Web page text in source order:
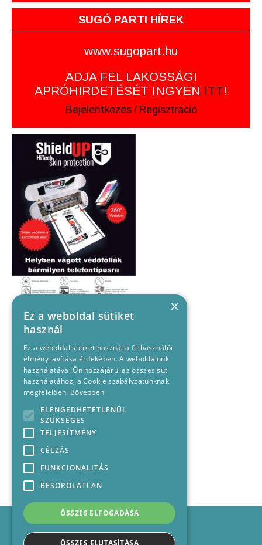
SUGÓ PARTI HÍREK
www.sugopart.hu
ADJA FEL LAKOSSÁGI
APRÓHIRDETÉSÉT INGYEN ITT!
Bejelentkezés / Regisztráció
Impresszum
Médiajánlat
×
Ez a weboldal sütiket
használ
Ez a weboldal sütiket használ a felhasználói
élmény javítása érdekében. A weboldalunk
használatával Ön hozzájárul az összes süti
használatához, a Cookie szabályzatunknak
megfelelően. Bővebben
ELENGEDHETETLENÜL
SZÜKSÉGES
TELJESÍTMÉNY
CÉLZÁS
FUNKCIONALITÁS
BESOROLATLAN
ÖSSZES ELFOGADÁSA
ÖSSZES ELUTASÍTÁSA